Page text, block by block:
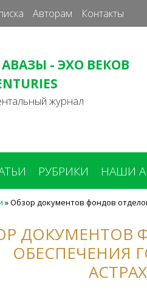
к
Авторам Контакты
- ЭХО ВЕКОВ
журнал
РУБРИКИ НАШИ
»Обзор документов фондов
ДОКУМЕНТОВ
ОБЕСПЕЧЕНИЯ